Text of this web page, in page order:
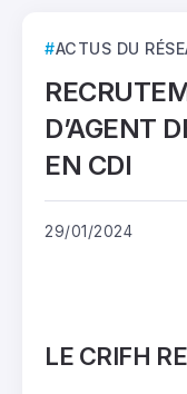
ACTUS DU
D’AGENT
EN CDI
29/01/2024
LE CRIFH